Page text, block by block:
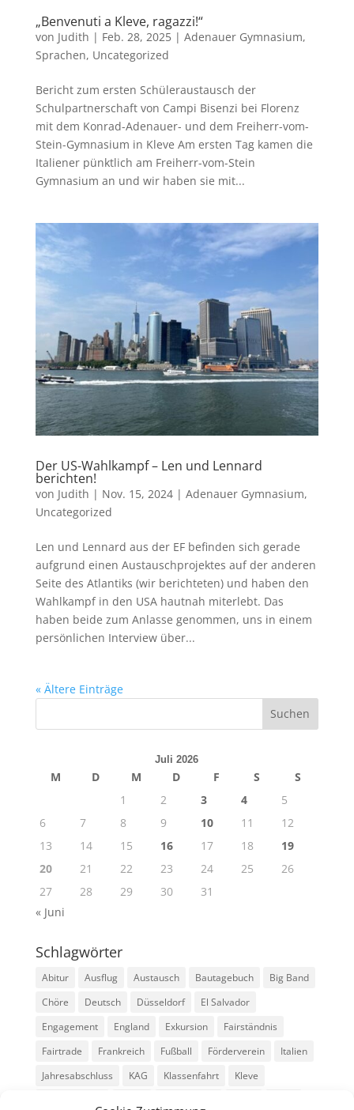
„Benvenuti a Kleve, ragazzi!“
von Judith | Feb. 28, 2025| Adenauer Gymnasium,
Sprachen, Uncategorized
Bericht zum ersten Schüleraustausch der
Schulpartnerschaft von Campi Bisenzi bei Florenz
mit dem Konrad-Adenauer- und dem Freiherr-vom-
Stein-Gymnasium in Kleve Am ersten Tag kamen die
Italiener pünktlich am Freiherr-vom-Stein
Gymnasium an und wir haben sie mit...
Der US-Wahlkampf – Len und Lennard
berichten!
von Judith | Nov. 15, 2024| Adenauer Gymnasium,
Uncategorized
Len und Lennard aus der EF befinden sich gerade
aufgrund einen Austauschprojektes auf der anderen
Seite des Atlantiks (wir berichteten) und haben den
Wahlkampf in den USA hautnah miterlebt. Das
haben beide zum Anlasse genommen, uns in einem
persönlichen Interview über...
« Ältere Einträge
Juli 2026
M D M D F S
S
1
2 3 4
5
6
7 8 9 10 11
12
13
14 15 16 17 18
19
20
21 22 23 24 25
26
27
28 29 30
31
« Juni
Schlagwörter
Abitur Ausflug Austausch Bautagebuch
Big Band
Chöre
Deutsch Düsseldorf
El Salvador
Engagement
England Exkursion
Fairständnis
Fairtrade
Frankreich Fußball Förderverein
Italien
Jahresabschluss
KAG Klassenfahrt
Kleve